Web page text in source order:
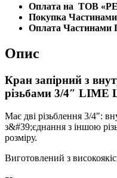
Оплата на ТОВ
Покупка
Оплата Частинами
Опис
Кран запірний з
різьбами 3/4″ LIME
Має дві різьблення 3/4″:
з&#39;єднання з іншою
розміру.
Виготовлений з